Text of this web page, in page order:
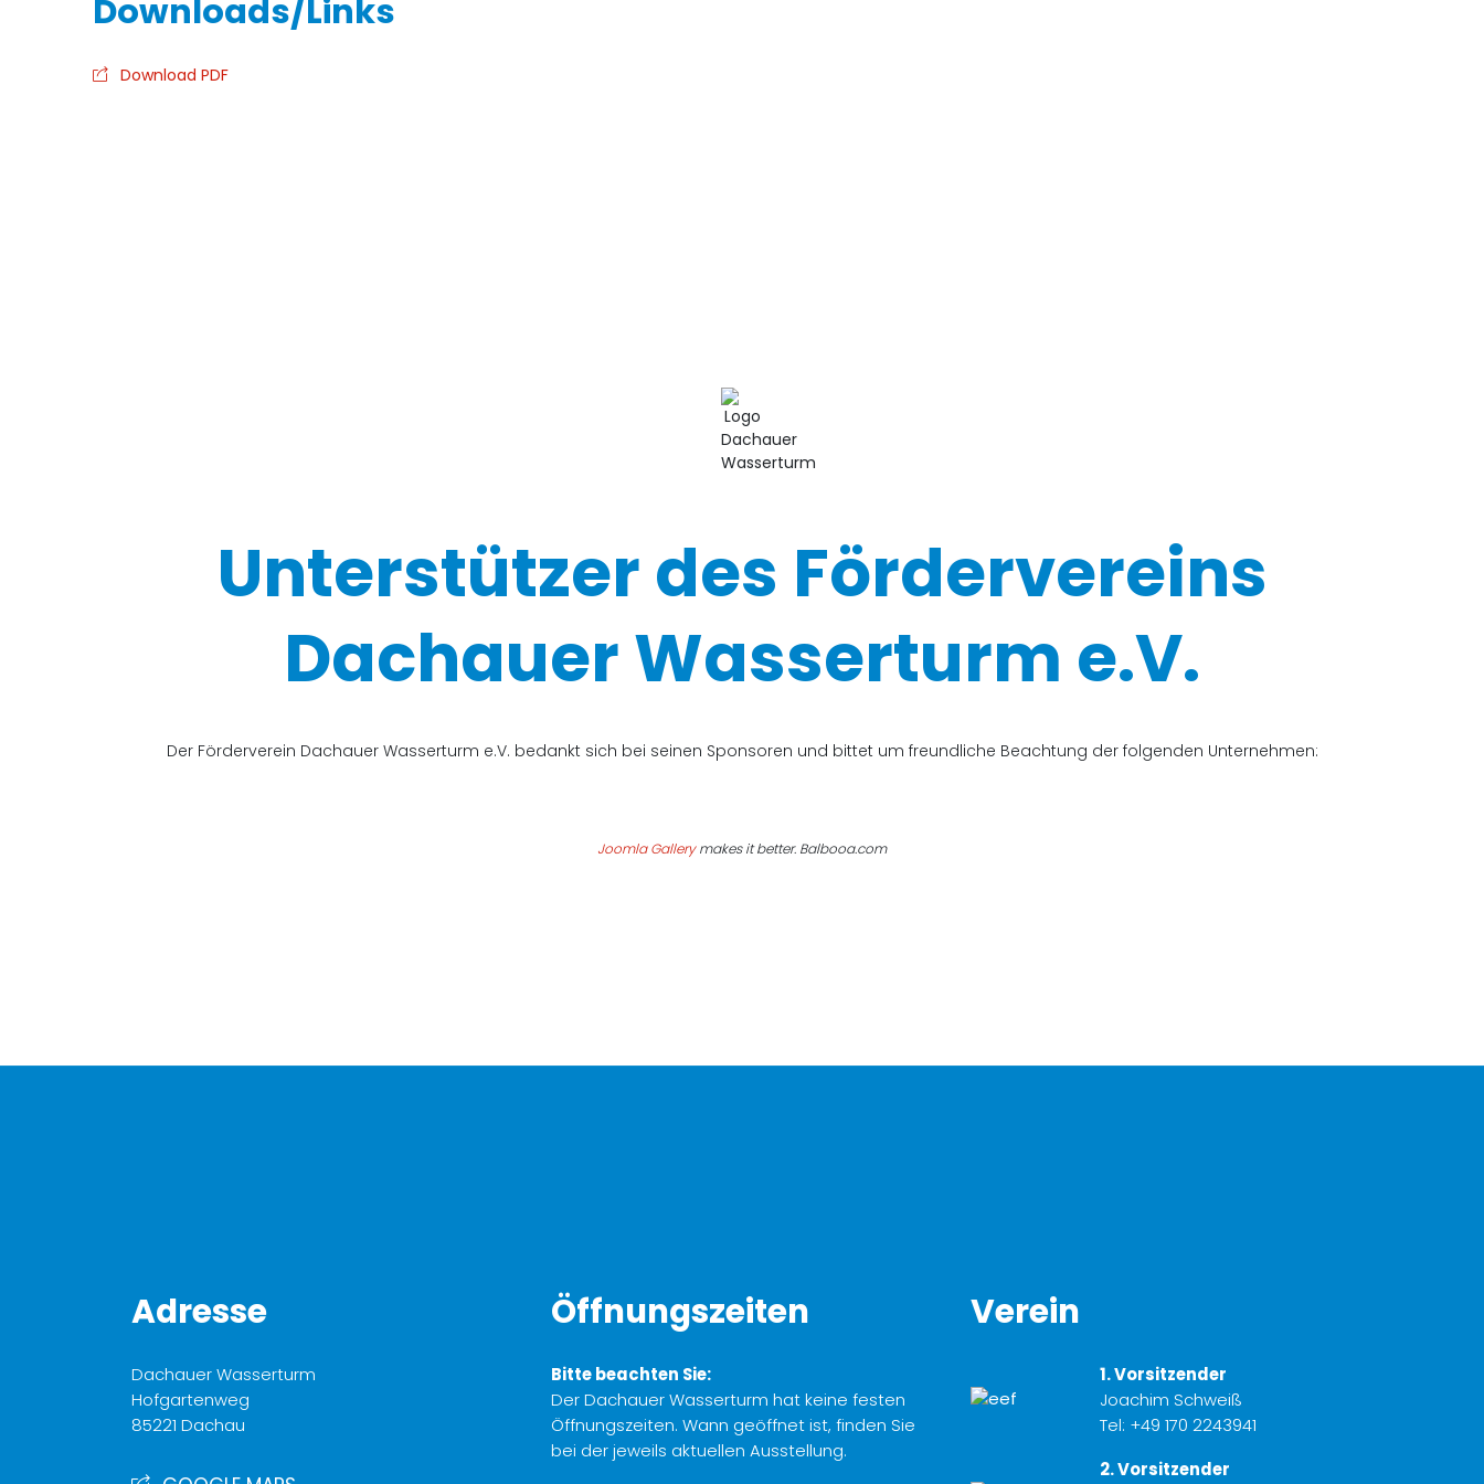
Download PDF
Unterstützer des Fördervereins
Dachauer Wasserturm e.V.
Der Förderverein Dachauer Wasserturm e.V. bedankt sich bei seinen Sponsoren und bittet um freundliche Beachtung der folgenden Unternehmen:
Joomla Gallerymakes it better. Balbooa.com
Adresse
Dachauer Wasserturm
Hofgartenweg
85221 Dachau
Öffnungszeiten
Bitte beachten Sie:
Der Dachauer Wasserturm hat keine festen
Öffnungszeiten. Wann geöffnet ist, finden Sie
bei der jeweils aktuellen Ausstellung.
Verein
1. Vorsitzender
Joachim Schweiß
Tel: +49 170 2243941
2. Vorsitzender